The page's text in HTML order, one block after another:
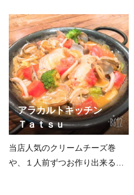
アラカルトキッチン
Ｔａｔｓｕ
当店人気のクリームチーズ巻
や、１人前ずつお作り出来るオ